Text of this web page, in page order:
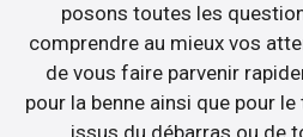
posons toutes les
comprendre au mieux vos
de vous faire parvenir
pour la benne ainsi que pour